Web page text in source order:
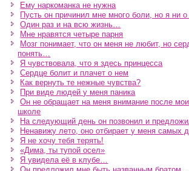
Ему наркоманка не нужна
Пусть он причинил мне много боли, но я ни
Один раз и на всю жизнь…
Мне нравятся четыре парня
Мозг понимает, что он меня не любит, но
понять…
Я чувствовала, что я здесь принцесса
Сердце болит и плачет о нем
Как вернуть те нежные чувства?
При виде людей у меня паника
Он не обращает на меня внимание после
школе
На следующий день он позвонил и
Ненавижу лето, оно отбирает у меня самых
Я не хочу тебя терять!
«Дима, ты тупой осел»
Я увидела её в клубе…